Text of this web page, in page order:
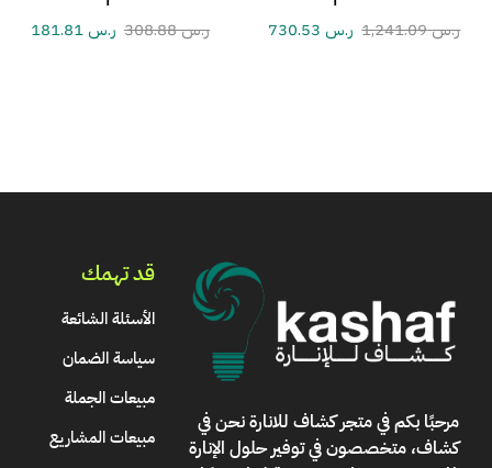
ر.س1,241.09 ر.س ر.س308.88 ر.س
مرحبًا بكم فيمتجر كشاف للانارةنحن في
كشاف، متخصصون في توفير حلول الإنارة
قد تهمك
الأسئلة الشائعة
سياسة الضمان
مبيعات الجملة
مبيعات المشاريع